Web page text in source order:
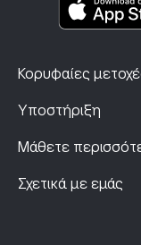
Κορυφαίες
Υποστήριξη
Μάθετε
Σχετικά με εμάς